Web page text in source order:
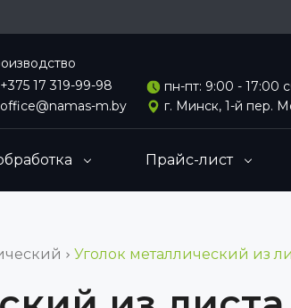
+375 17 319-99-98
office@namas-m.by
пн-пт: 9:00 - 17:00
г. Минск, 1-й пер.
Прайс-лист
Уголок металлический из